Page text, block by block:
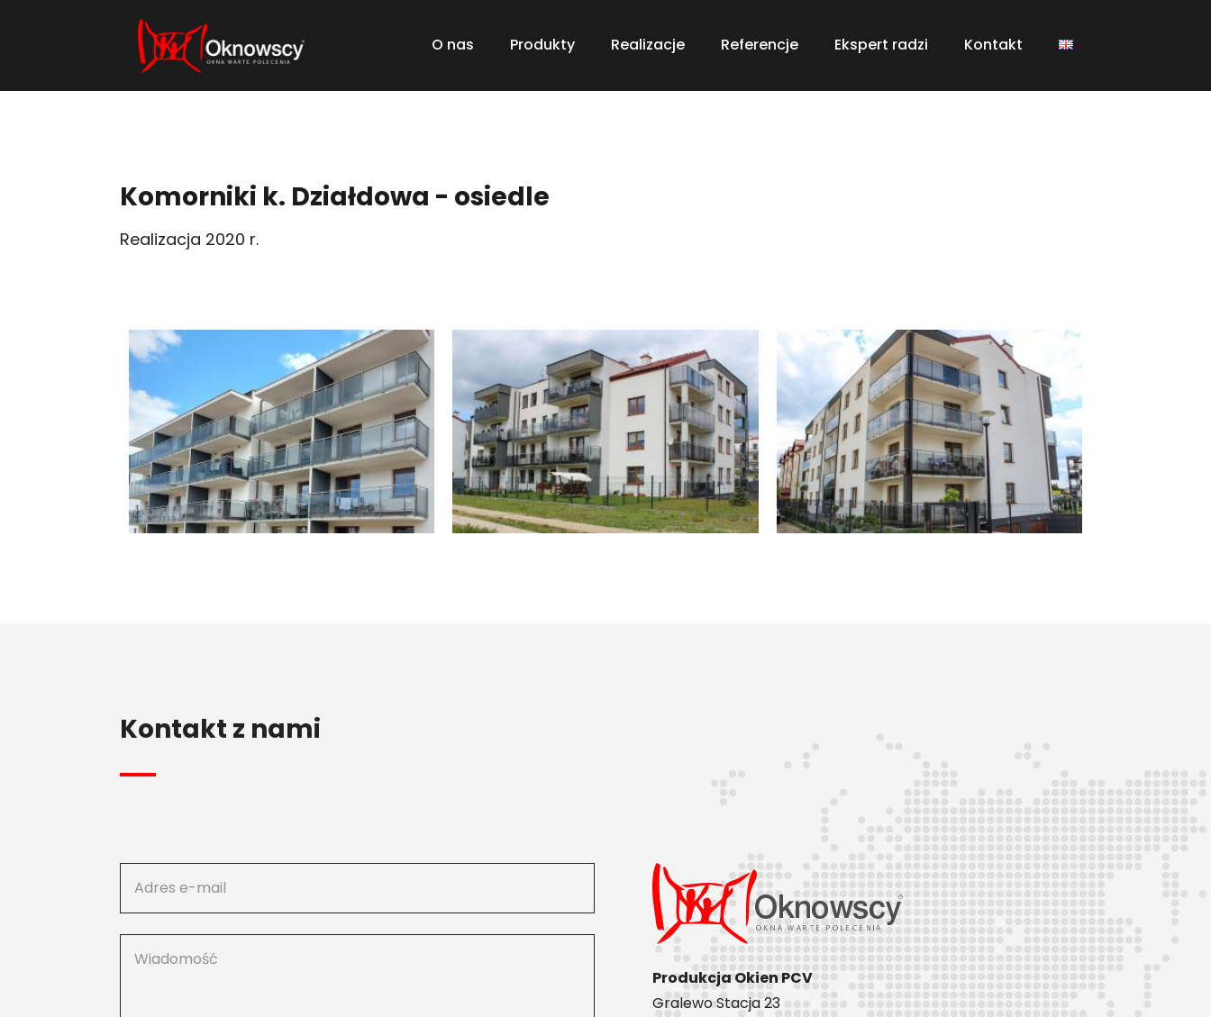
O nas Produkty Realizacje Referencje Ekspert radzi Kontakt
Komorniki k. Działdowa - osiedle
Realizacja 2020 r.
Kontakt z nami
Produkcja Okien PCV
Gralewo Stacja 23